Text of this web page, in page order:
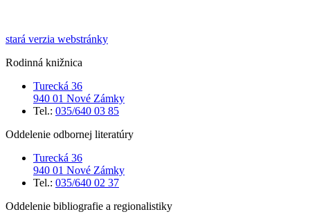
stará verzia webstránky
Rodinná knižnica
Turecká 36
940 01 Nové Zámky
Tel.: 035/640 03 85
Oddelenie odbornej literatúry
Turecká 36
940 01 Nové Zámky
Tel.: 035/640 02 37
Oddelenie bibliografie a regionalistiky